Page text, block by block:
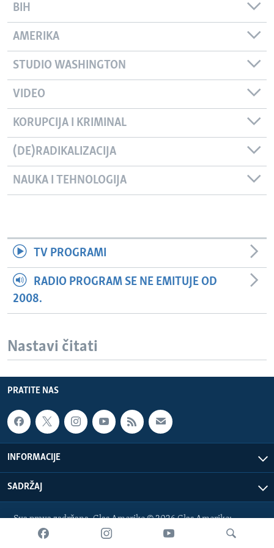
BIH
AMERIKA
STUDIO WASHINGTON
VIDEO
KORUPCIJA I KRIMINAL
(DE)RADIKALIZACIJA
NAUKA I TEHNOLOGIJA
TV PROGRAMI
RADIO PROGRAM SE NE EMITUJE OD
2008.
Nastavi čitati
PRATITE NAS
INFORMACIJE
SADRŽAJ
Sva prava zadržana. Glas Amerike © 2026 Glas Amerike:
bosnian-service@voanews.com